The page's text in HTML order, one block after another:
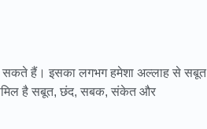
हैं। इसका लगभग हमेशा अल्लाह से सबूत
है सबूत, छंद, सबक, संकेत और